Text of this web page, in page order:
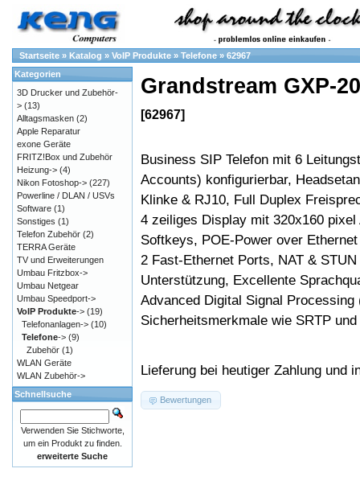
Startseite » Katalog » VoIP Produkte » Telefone » 62967
Grandstream GXP-
[62967]
Business SIP Telefon mit 6
Accounts) konfigurierbar,
Klinke & RJ10, Full Duplex
4 zeiliges Display mit 320x160 pixel
Softkeys, POE-Power over
2 Fast-Ethernet Ports, NAT & STUN
Unterstützung, Excellente
Advanced Digital Signal Processing
Sicherheitsmerkmale wie SRTP
Lieferung bei heutiger Zahlung und
Bewertungen
Kategorien
3D Drucker und Zubehör-
> (13)
Alltagsmasken (2)
Apple Reparatur
exone Geräte
FRITZ!Box und Zubehör
Heizung-> (4)
Nikon Fotoshop-> (227)
Powerline / DLAN / USVs
Software (1)
Sonstiges (1)
Telefon Zubehör (2)
TERRA Geräte
TV und Erweiterungen
Umbau Fritzbox->
Umbau Netgear
Umbau Speedport->
VoIP Produkte-> (19)
Telefonanlagen-> (10)
Telefone-> (9)
Zubehör (1)
WLAN Geräte
WLAN Zubehör->
Schnellsuche
Verwenden Sie Stichworte,
um ein Produkt zu finden.
erweiterte Suche